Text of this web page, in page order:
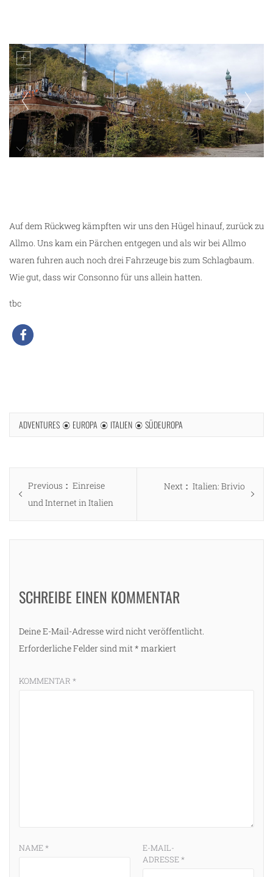
Auf dem Rückweg kämpften wir uns den Hügel hinauf, zurück zu
Allmo. Uns kam ein Pärchen entgegen und als wir bei Allmo
waren fuhren auch noch drei Fahrzeuge bis zum Schlagbaum.
Wie gut, dass wir Consonno für uns allein hatten.
tbc
ADVENTURES EUROPA ITALIEN SÜDEUROPA
Beitragsnavigation
Previous
Previous
post:
Einreise
und Internet in Italien
Next
Next
Italien: Brivio
SCHREIBE EINEN KOMMENTAR
Deine E-Mail-Adresse wird nicht veröffentlicht.
Erforderliche Felder sind mit * markiert
KOMMENTAR *
NAME*
E-MAIL-
ADRESSE*